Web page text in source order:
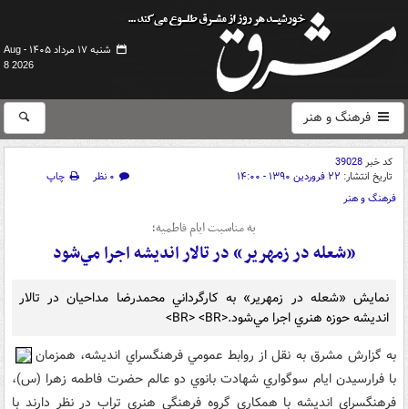
شنبه ۱۷ مرداد ۱۴۰۵ -
Aug
8 2026
فرهنگ و هنر
کد خبر39028
تاریخ انتشار: ۲۲ فروردین ۱۳۹۰ - ۱۴:۰۰ ۰ نظر
چاپ
فرهنگ و هنر
به مناسبت ايام فاطميه؛
«شعله در زمهرير» در تالار انديشه اجرا مي‌شود
نمايش «شعله در زمهرير» به کارگرداني محمدرضا مداحيان در تالار
انديشه حوزه هنري اجرا مي‌شود.<BR> <BR>
به گزارش مشرق به نقل از روابط عمومي فرهنگسراي انديشه، ‌همزمان
با فرارسيدن ايام سوگواري شهادت بانوي دو عالم حضرت فاطمه زهرا (س)،
فرهنگسراي انديشه با همکاري گروه فرهنگي هنري تراب در نظر دارند با